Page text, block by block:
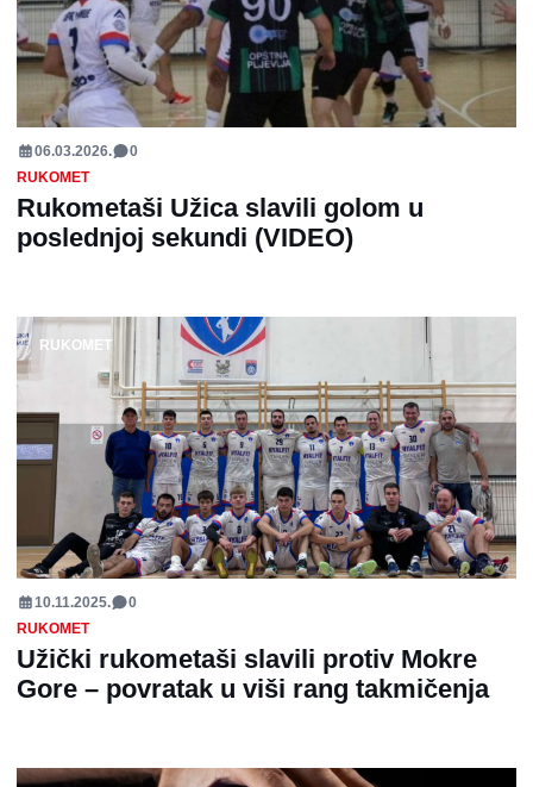
06.03.2026.
0
RUKOMET
Rukometaši Užica slavili golom u
poslednjoj sekundi (VIDEO)
RUKOMET
10.11.2025.
0
RUKOMET
Užički rukometaši slavili protiv Mokre
Gore – povratak u viši rang takmičenja